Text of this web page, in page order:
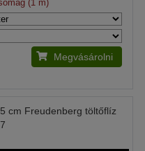
(1 m)
Megvásárolni
cm Freudenberg töltőflíz